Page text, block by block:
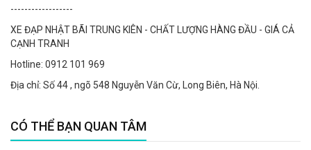
------------------
XE ĐẠP NHẬT BÃI TRUNG KIÊN - CHẤT LƯỢNG HÀNG ĐẦU - GIÁ CẢ
CẠNH TRANH
Hotline: 0912 101 969
Địa chỉ: Số 44 , ngõ 548 Nguyễn Văn Cừ, Long Biên, Hà Nội.
CÓ THỂ BẠN QUAN TÂM